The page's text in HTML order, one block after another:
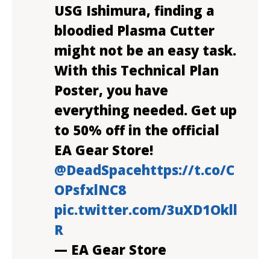
USG Ishimura, finding a
bloodied Plasma Cutter
might not be an easy task.
With this Technical Plan
Poster, you have
everything needed. Get up
to 50% off in the official
EA Gear Store!
@DeadSpacehttps://t.co/C
OPsfxlNC8
pic.twitter.com/3uXD1Okll
R
— EA Gear Store